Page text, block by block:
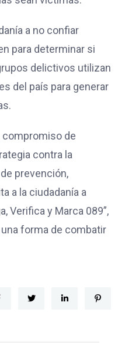
a no confiar
para determinar si
delictivos utilizan
del país para generar
compromiso de
contra la
prevención,
a la ciudadanía a
Verifica y Marca 089”,
forma de combatir